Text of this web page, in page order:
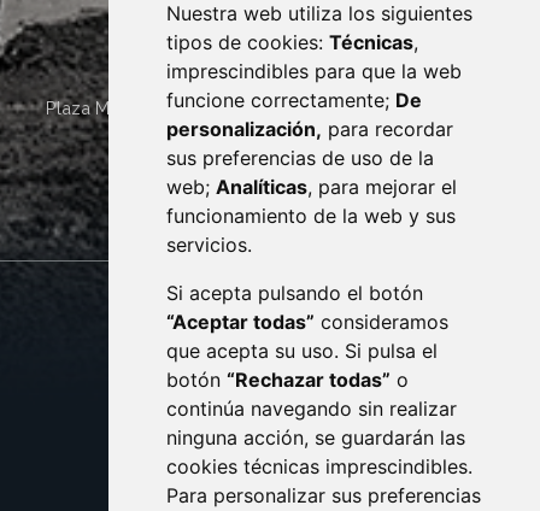
Nuestra web utiliza los siguientes
tipos de cookies: Técnicas,
imprescindibles para que la web
funcione correctamente; De
personalización, para recordar
sus preferencias de uso de la
web; Analíticas, para mejorar el
funcionamiento de la web y sus
servicios.
Si acepta pulsando el botón
“Aceptar todas” consideramos
que acepta su uso. Si pulsa el
botón “Rechazar todas” o
continúa navegando sin realizar
ninguna acción, se guardarán las
cookies técnicas imprescindibles.
Para personalizar sus preferencias
Plaza Mayor 4 22400 MONZÓN - ARAGÓN (ESPAÑA)
· (34) 974 400 700 ·
sac@monzon.es
monzon.es
CONTACTO
AVISO LEGAL
PROTECCIÓN DE DATOS
POLÍTICA DE COOKIES
ACCESIBILIDAD
ENLACE EXTERNO AL